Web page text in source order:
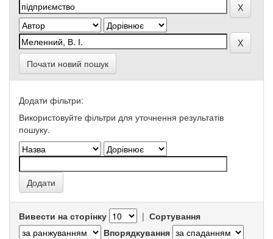
Почати новий пошук
Додати фільтри:
Використовуйте фільтри для уточнення результатів
пошуку.
Вивести на сторінку | Сортування
Впорядкування